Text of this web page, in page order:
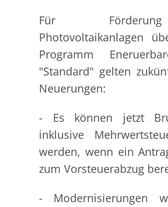
Für
Photovoltaikanlagen
Programm
"Standard" gelten
Neuerungen:
- Es können jetzt
inklusive
werden, wenn ein
zum Vorsteuerabzug
- Modernisierungen